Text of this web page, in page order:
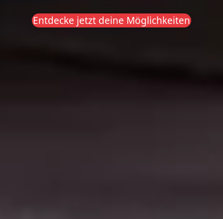
Entdecke jetzt deine Möglichkeiten